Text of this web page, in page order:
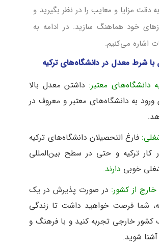
دقت مزایا و معایب را در نظر بگیرید و
خود هماهنگ سازید. در ادامه به
اشاره می‌کنیم.
با شرط معدل در دانشگاه‌های ترکیه
دانشگاه‌های معتبر: داشتن معدل بالا
ورود به دانشگاه‌های معتبر و معروف در
فارغ التحصیلان دانشگاه‌های ترکیه
کار ترکیه و حتی در سطح بین‌المللی
خوبی دارند.
از کشور: در صورت پذیرش در یک
شما فرصت خواهید داشت تا زندگی
کشور خارجی تجربه کنید و با فرهنگ و
شوید.